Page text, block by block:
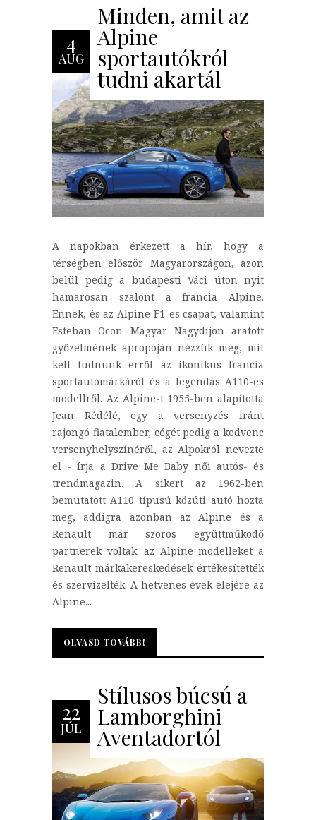
4
AUG
Minden, amit az
Alpine
sportautókról
tudni akartál
A napokban érkezett a hír, hogy a
térségben először Magyarországon, azon
belül pedig a budapesti Váci úton nyit
hamarosan szalont a francia Alpine.
Ennek, és az Alpine F1-es csapat, valamint
Esteban Ocon Magyar Nagydíjon aratott
győzelmének apropóján nézzük meg, mit
kell tudnunk erről az ikonikus francia
sportautómárkáról és a legendás A110-es
modellről. Az Alpine-t 1955-ben alapította
Jean Rédélé, egy a versenyzés iránt
rajongó fiatalember, cégét pedig a kedvenc
versenyhelyszínéről, az Alpokról nevezte
el - írja a Drive Me Baby női autós- és
trendmagazin. A sikert az 1962-ben
bemutatott A110 típusú közúti autó hozta
meg, addigra azonban az Alpine és a
Renault már szoros együttműködő
partnerek voltak: az Alpine modelleket a
Renault márkakereskedések értékesítették
és szervizelték. A hetvenes évek elejére az
Alpine...
OLVASD TOVÁBB!
OLVASD TOVÁBB!
22
JÚL
Stílusos búcsú a
Lamborghini
Aventadortól